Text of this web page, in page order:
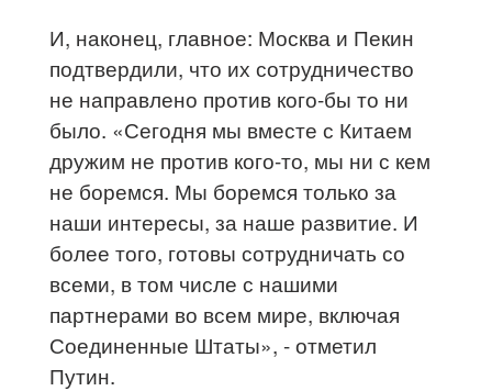
И, наконец, главное: Москва и Пекин
подтвердили, что их сотрудничество
не направлено против кого-бы то ни
было. «Сегодня мы вместе с Китаем
дружим не против кого-то, мы ни с кем
не боремся. Мы боремся только за
наши интересы, за наше развитие. И
более того, готовы сотрудничать со
всеми, в том числе с нашими
партнерами во всем мире, включая
Соединенные Штаты», - отметил
Путин.